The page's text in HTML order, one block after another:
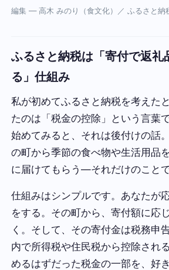
編集 — 高木 みのり（食文化）／ ふるさと納
ふるさと納税は「寄付で返礼
る」仕組み
私が初めてふるさと納税を考えた
たのは「税金の控除」という言葉
始めてみると、それは後付けの話
の町から季節の食べ物や生活用品
に届けてもらう—それだけのことで
仕組みはシンプルです。あなたが
をする。その町から、寄付額に応
く。そして、その寄付金は税務申
内で所得税や住民税から控除され
めるはずだった税金の一部を、好